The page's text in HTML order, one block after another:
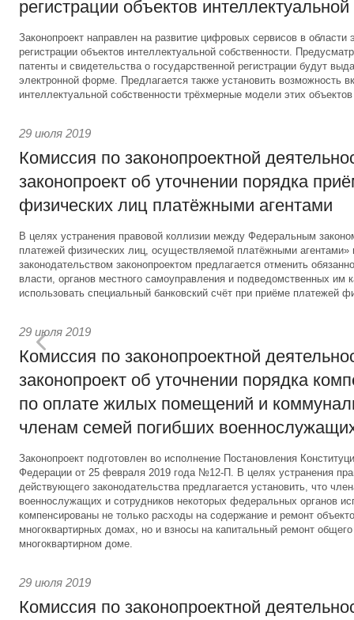
регистрации объектов
Законопроект направлен на развитие цифровых сервисов в области
регистрации объектов интеллектуальной собственности.
патенты и свидетельства о государственной регистрации будут
электронной форме. Предлагается также установить возможность
интеллектуальной собственности трёхмерные модели этих
29 июля 2019
Комиссия по законопроектной
законопроект об уточнении порядка
физических лиц платёжными агентами
В целях устранения правовой коллизии между Федеральным
платежей физических лиц, осуществляемой платёжными
законодательством законопроектом предлагается отменить
власти, органов местного самоуправления и подведомственных им
использовать специальный банковский счёт при приёме платежей
29 июля 2019
Комиссия по законопроектной
законопроект об уточнении порядка
по оплате жилых помещений и
членам семей погибших
Законопроект подготовлен во исполнение Постановления
Федерации от 25 февраля 2019 года №12-П. В целях устранения
действующего законодательства предлагается установить, что
военнослужащих и сотрудников некоторых федеральных органов
компенсированы не только расходы на содержание и ремонт
многоквартирных домах, но и взносы на капитальный ремонт
многоквартирном доме.
29 июля 2019
Комиссия по законопроектной